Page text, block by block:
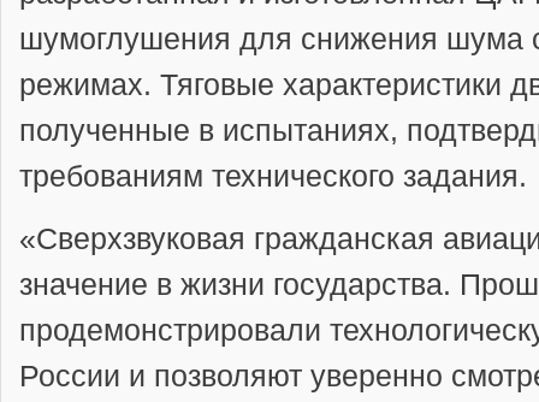
шумоглушения для снижения шума
режимах. Тяговые характеристики
полученные в испытаниях,
требованиям технического задания.
«Сверхзвуковая гражданская
значение в жизни государства.
продемонстрировали
России и позволяют уверенно